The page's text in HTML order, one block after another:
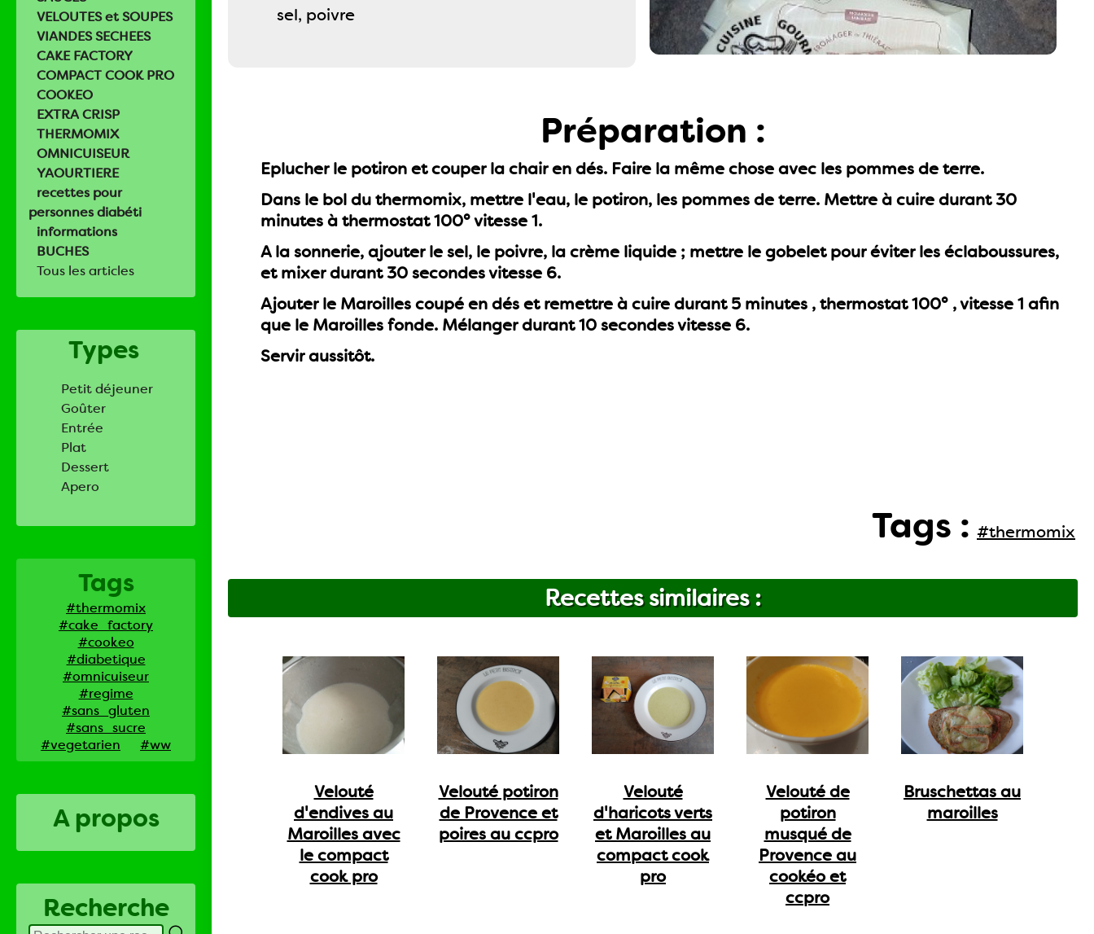
VELOUTES et SOUPES
VIANDES SECHEES
CAKE FACTORY
COMPACT COOK PRO
COOKEO
EXTRA CRISP
THERMOMIX
OMNICUISEUR
YAOURTIERE
recettes pour
personnes diabéti
informations
BUCHES
Tous les articles
Types
Petit déjeuner
Goûter
Entrée
Plat
Dessert
Apero
Tags
#thermomix
#cake_factory
#cookeo
#diabetique
#omnicuiseur
#regime
#sans_gluten
#sans_sucre
#vegetarien
#ww
A propos
Recherche
sel, poivre
Préparation :
Eplucher le potiron et couper la chair en dés. Faire la même chose avec les pommes de terre.
Dans le bol du thermomix, mettre l'eau, le potiron, les pommes de terre. Mettre à cuire durant 30
minutes à thermostat 100° vitesse 1.
A la sonnerie, ajouter le sel, le poivre, la crème liquide ; mettre le gobelet pour éviter les éclaboussures,
et mixer durant 30 secondes vitesse 6.
Ajouter le Maroilles coupé en dés et remettre à cuire durant 5 minutes , thermostat 100° , vitesse 1 afin
que le Maroilles fonde. Mélanger durant 10 secondes vitesse 6.
Servir aussitôt.
Tags : #thermomix
Recettes similaires :
Velouté
d'endives au
Maroilles avec
le compact
cook pro
Velouté potiron
de Provence et
poires au ccpro
Velouté
d'haricots verts
et Maroilles au
compact cook
pro
Velouté de
potiron
musqué de
Provence au
cookéo et
ccpro
Bruschettas au
maroilles